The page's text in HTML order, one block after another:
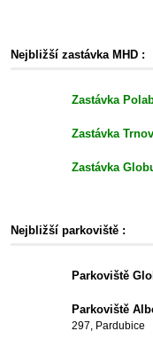
Nejbližší zastávka MHD :
Zastávka
Zastávka
Zastávka
Nejbližší parkoviště :
Parkoviště
Parkoviště
297, Pardubice